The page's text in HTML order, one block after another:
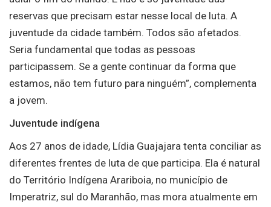
reservas que precisam estar nesse local de luta. A
juventude da cidade também. Todos são afetados.
Seria fundamental que todas as pessoas
participassem. Se a gente continuar da forma que
estamos, não tem futuro para ninguém”, complementa
a jovem.
Juventude indígena
Aos 27 anos de idade, Lídia Guajajara tenta conciliar as
diferentes frentes de luta de que participa. Ela é natural
do Território Indígena Arariboia, no município de
Imperatriz, sul do Maranhão, mas mora atualmente em